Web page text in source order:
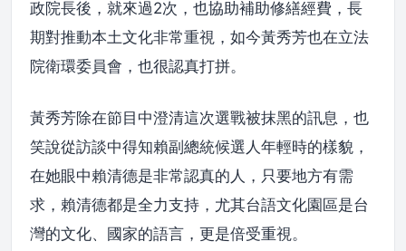
政院長後，就來過2次，也協助補助修繕經費，長
期對推動本土文化非常重視，如今黃秀芳也在立法
院衛環委員會，也很認真打拼。
黃秀芳除在節目中澄清這次選戰被抹黑的訊息，也
笑說從訪談中得知賴副總統候選人年輕時的樣貌，
在她眼中賴清德是非常認真的人，只要地方有需
求，賴清德都是全力支持，尤其台語文化園區是台
灣的文化、國家的語言，更是倍受重視。